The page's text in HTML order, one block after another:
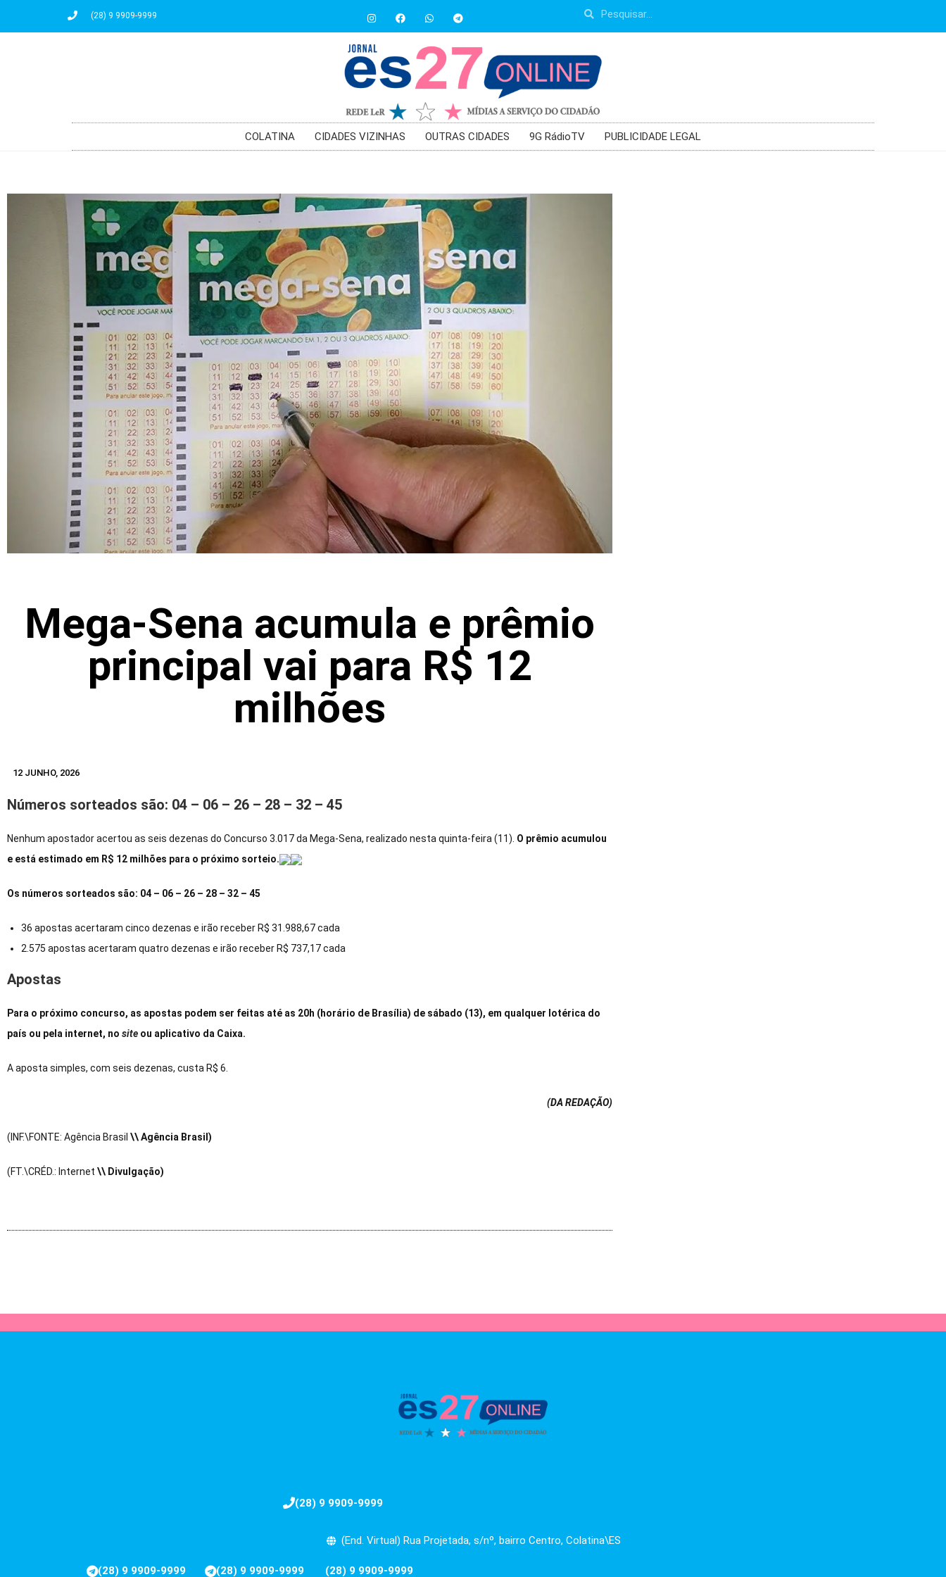
(28) 9 9909-9999
COLATINA CIDADES VIZINHAS OUTRAS CIDADES 9G RádioTV PUBLICIDADE LEGAL
Mega-Sena acumula e prêmio
principal vai para R$ 12
milhões
12 JUNHO, 2026
Números sorteados são: 04 – 06 – 26 – 28 – 32 – 45
Nenhum apostador acertou as seis dezenas do Concurso 3.017 da Mega-Sena, realizado nesta quinta-feira (11). O prêmio acumulou
e está estimado em R$ 12 milhões para o próximo sorteio.
Os números sorteados são: 04 – 06 – 26 – 28 – 32 – 45
36 apostas acertaram cinco dezenas e irão receber R$ 31.988,67 cada
2.575 apostas acertaram quatro dezenas e irão receber R$ 737,17 cada
Apostas
Para o próximo concurso, as apostas podem ser feitas até as 20h (horário de Brasília) de sábado (13), em qualquer lotérica do
país ou pela internet, no site ou aplicativo da Caixa.
A aposta simples, com seis dezenas, custa R$ 6.
(DA REDAÇÃO)
(INF.\FONTE: Agência Brasil \\ Agência Brasil)
(FT.\CRÉD.: Internet \\ Divulgação)
(28) 9 9909-9999
(End. Virtual) Rua Projetada, s/nº, bairro Centro, Colatina\ES
(28) 9 9909-9999 (28) 9 9909-9999 (28) 9 9909-9999